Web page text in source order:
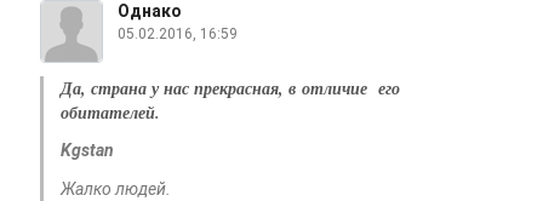
Однако
05.02.2016, 16:59
Да, страна у нас прекрасная, в отличие его
обитателей.
Kgstan
Жалко людей.